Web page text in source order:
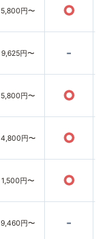
5,800円〜 ○
9,625円〜 -
5,800円〜 ○
4,800円〜 ○
1,500円〜 ○
9,460円〜 -